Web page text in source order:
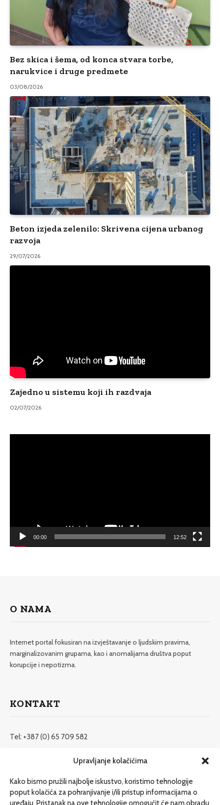
Upravljanje kolačićima
Kako bismo pružili najbolje iskustvo, koristimo tehnologije
poput kolačića za pohranjivanje i/ili pristup informacijama o
uređaju. Pristanak na ove tehnologije omogućit će nam obradu
Bez skica i šema, od konca stvara torbe,
narukvice i druge predmete
03/08/2026
Beton izjeda zelenilo: Skrivena cijena urbanog
razvoja
29/07/2026
Zajedno u sistemu koji ih razdvaja
02/07/2026
00:00 12:52
O NAMA
Internet portal fokusiran na izvještavanje o ljudskim pravima,
marginalizovanim grupama, kao i anomalijama društva poput
korupcije i nepotizma.
KONTAKT
Tel: +387 (0) 65 709 582
redakcija@etrafika.net